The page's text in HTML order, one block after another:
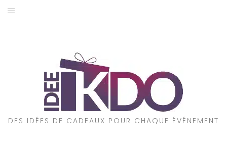
Aller
DES IDÉES DE CADEAUX POUR CHAQUE ÉVÉNEMENT
CADEAUX PAR STYLE
POUR QUI EST CE CADEAU ?
A PROPOS